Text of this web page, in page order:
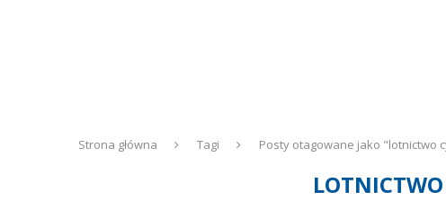
Strona główna Tagi Posty otagowane jako "lotnictwo